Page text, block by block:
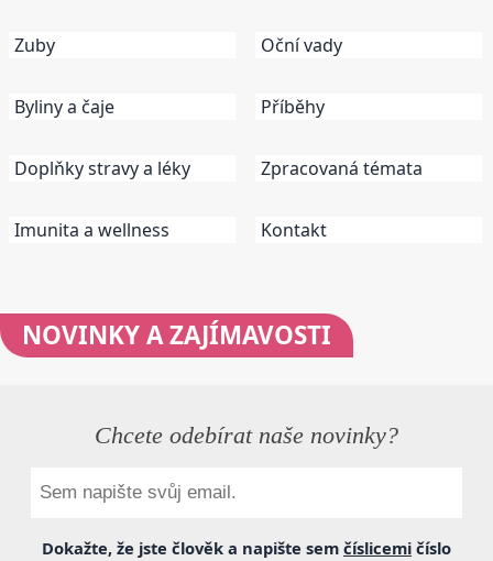
Zuby
Byliny a čaje
Doplňky stravy a léky
Imunita a wellness
Oční vady
Příběhy
Zpracovaná témata
Kontakt
NOVINKYA ZAJÍMAVOSTI
Chcete odebírat naše novinky?
Dokažte, že jste člověk a napište sem číslicemi číslo